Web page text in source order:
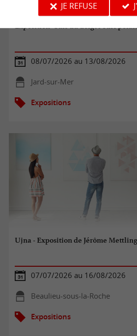
Exposition "Suis du doigt l'ours
08/07/2026 au 13/08/2026
Jard-sur-Mer
Expositions
Ujna - Exposition de Jérôme Mettling
07/07/2026 au 16/08/2026
Beaulieu-sous-la-Roche
Expositions
JE REFUSE